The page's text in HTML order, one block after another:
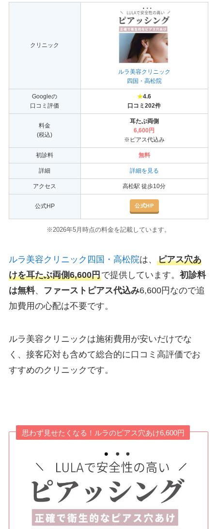
クリニック
ルラ美容クリニック
四国・高松院
Googleの
口コミ評価
★4.6
口コミ202件
料金
(税込)
耳たぶ両側
6,600円
※ピアス代込み
初診料 無料
詳細 詳細を見る
アクセス 高松駅 徒歩10分
公式HP 公式HP
※2026年5月時点の料金を記載しています。
ルラ美容クリニック四国・高松院は、 ピアス穴あ
けを耳たぶ両側6,600円で提供しています。 初診料
は無料、 ファーストピアス代込み6,600円なので追
加費用の心配は不要です。
ルラ美容クリニックは施術費用が安いだけでな
く、接客応対も含めて総合的に口コミ高評価でお
すすめのクリニックです。
思わず見せたくなる！ルラのピアス穴あけ6,600円